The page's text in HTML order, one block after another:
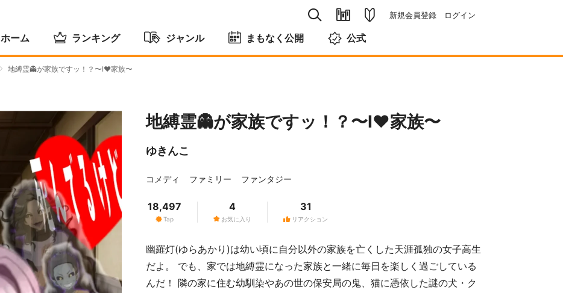
新規会員登録 ログイン
ホーム ランキング ジャンル まもなく公開 公式
地縛霊👻が家族ですッ！？〜I♥家族〜
地縛霊👻が家族ですッ！？〜I♥家族〜
ゆきんこ
コメディ ファミリー ファンタジー
Tap
18,497
お気に入り
4
リアクション
31
幽羅灯(ゆらあかり)は幼い頃に自分以外の家族を亡くした天涯孤独の女子高生
だよ。 でも、家では地縛霊になった家族と一緒に毎日を楽しく過ごしている
んだ！ 隣の家に住む幼馴染やあの世の保安局の鬼、猫に憑依した謎の犬・ク